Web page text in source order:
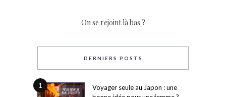
On se rejoint là bas ?
DERNIERS POSTS
1
Voyager seule au Japon : une